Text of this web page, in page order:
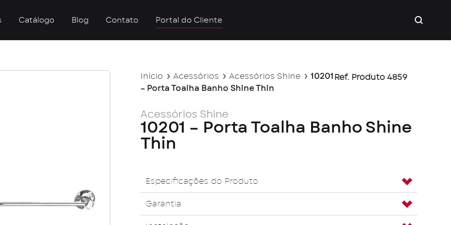
Catálogo Blog Contato Portal do Cliente
Início Acessórios Acessórios Shine
10201
– Porta Toalha Banho Shine Thin
Ref. Produto 4859
Acessórios Shine
10201 – Porta Toalha Banho Shine
Thin
Especificações do Produto
Garantia